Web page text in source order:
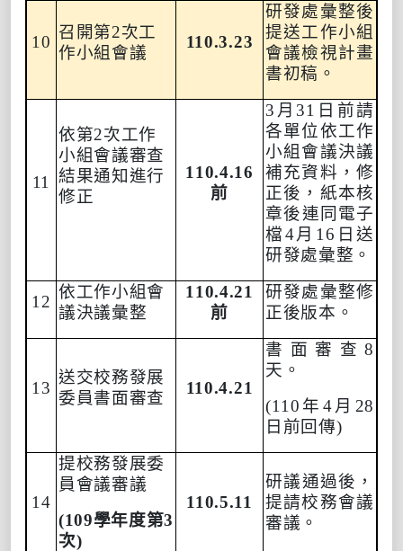
10
召開第2次工
作小組會議
110.3.23
研發處彙整後
提送工作小組
會議檢視計畫
書初稿。
11
依第2次工作
小組會議審查
結果通知進行
修正
110.4.16
前
3 月 31 日前請
各單位依工作
小組會議決議
補充資料，修
正後， 紙本核
章後連同電子
檔4月 16 日送
研發處彙整。
12
依工作小組會
議決議彙整
110.4.21
前
研發處彙整修
正後版本。
13
送交校務發展
委員書面審查
110.4.21
書面審查8
天。
(110年 4 月 28
日前回傳)
14
提校務發展委
員會議審議
(109學年度第3
次)
110.5.11
研議通過後，
提請校務會議
審議。